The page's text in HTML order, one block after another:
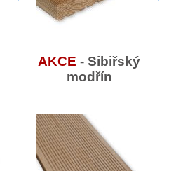
AKCE - Sibiřský
modřín